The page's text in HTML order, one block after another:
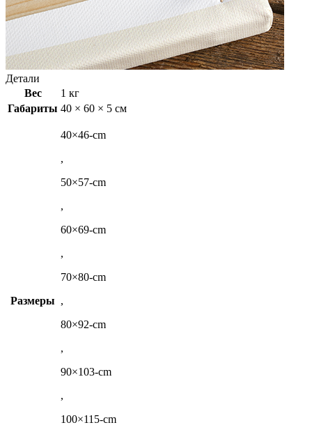
Детали
Вес
1 кг
Габариты 40 × 60 × 5 см
Размеры
40×46-cm
,
50×57-cm
,
60×69-cm
,
70×80-cm
,
80×92-cm
,
90×103-cm
,
100×115-cm